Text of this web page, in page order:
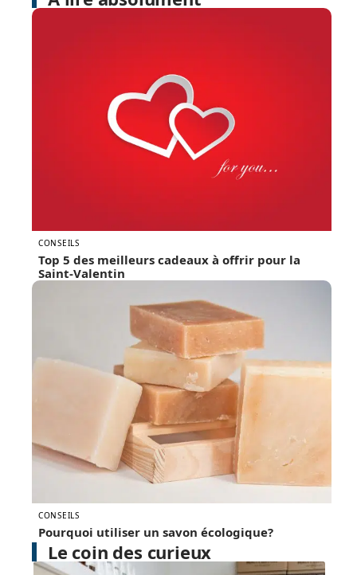
CONSEILS
Top 5 des meilleurs cadeaux à offrir pour la
Saint-Valentin
CONSEILS
Pourquoi utiliser un savon écologique?
Le coin des curieux